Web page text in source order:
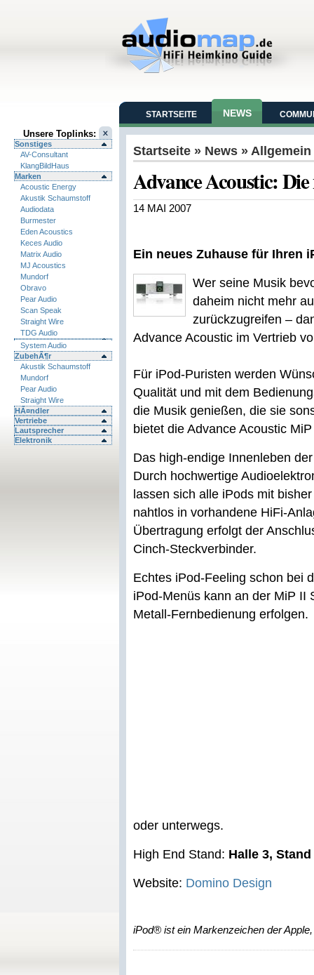
Unsere Toplinks:
Sonstiges
AV-Consultant
KlangBildHaus
Marken
Acoustic Energy
Akustik Schaumstoff
Audiodata
Burmester
Eden Acoustics
Keces Audio
Matrix Audio
MJ Acoustics
Mundorf
Obravo
Pear Audio
Scan Speak
Straight Wire
TDG Audio
System Audio
ZubehÃ¶r
Akustik Schaumstoff
Mundorf
Pear Audio
Straight Wire
HÃ¤ndler
Vertriebe
Lautsprecher
Elektronik
STARTSEITE NEWS
Startseite » News » Allgemein
Advance Acoustic:
14 MAI 2007
Ein neues Zuhause für Ihren
Wer seine Musik
daheim nicht mehr
zurückzugreifen –
Advance Acoustic im Vertrieb
Für iPod-Puristen werden
Qualität und mit dem
die Musik genießen, die sie
bietet die Advance Acoustic
Das high-endige Innenleben
Durch hochwertige
lassen sich alle iPods mit
nahtlos in vorhandene HiFi-
Übertragung erfolgt der
Cinch-Steckverbinder.
Echtes iPod-Feeling schon bei
iPod-Menüs kann an der MiP II
Metall-Fernbedienung erfolgen.
oder unterwegs.
High End Stand: Halle 3, Stand
Website: Domino Design
iPod® ist ein Markenzeichen der